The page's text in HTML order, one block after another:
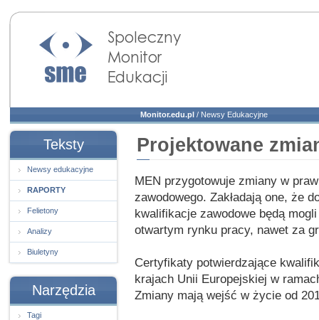
Społeczny Monitor
Edukacji
Monitor.edu.pl / Newsy Edukacyjne
Teksty
Newsy edukacyjne
RAPORTY
Felietony
Analizy
Biuletyny
Narzędzia
Tagi
Projektowane
MEN przygotowuje zmiany w
zawodowego. Zakładają one, że
kwalifikacje zawodowe będą
otwartym rynku pracy, nawet za
Certyfikaty potwierdzające
krajach Unii Europejskiej w
Zmiany mają wejść w życie od